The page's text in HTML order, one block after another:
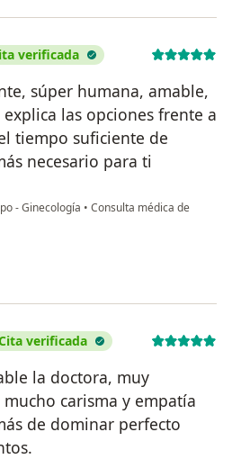
verificada
súper humana, amable,
explica las opciones frente a
tiempo suficiente de
necesario para ti
- Ginecología • Consulta médica de
verificada
la doctora, muy
carisma y empatía
de dominar perfecto